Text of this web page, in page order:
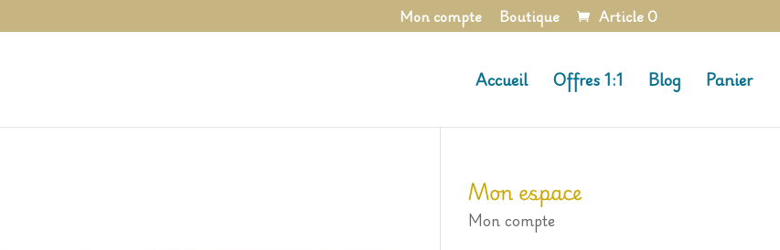
Mon compte Boutique Article 0
Accueil Offres 1:1 Blog Panier
Mon espace
Mon compte